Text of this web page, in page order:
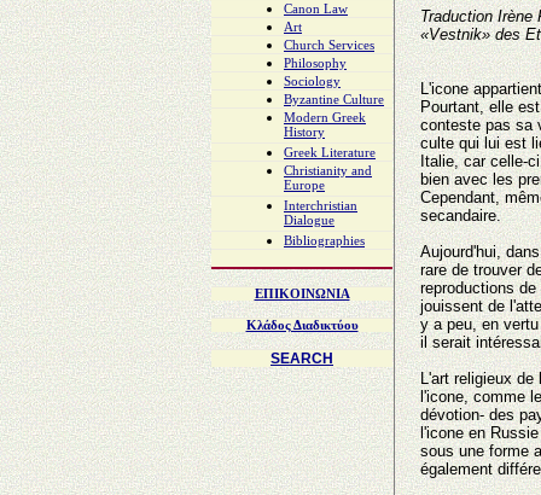
Canon Law
Art
Church Services
Philosophy
Sociology
Byzantine Culture
Modern Greek
History
Greek Literature
Christianity and
Europe
Interchristian
Dialogue
Bibliographies
ΕΠΙΚΟΙΝΩΝIA
Κλάδος Διαδικτύου
SEARCH
Traduction Irène
«Vestnik» des
L'icone
Pourtant, elle
conteste pas sa
culte qui lui est
Italie, car celle-
bien avec les
Cependant,
secandaire.
Aujourd'hui,
rare de trouver
reproductions
jouissent de
y a peu, en
il serait
L'art religieux
l'icone, comme
dévotion- des
l'icone en
sous une forme
également